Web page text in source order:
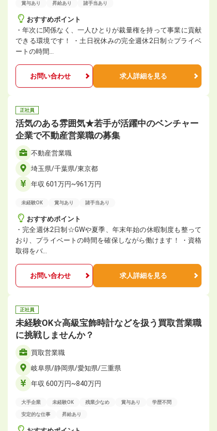
賞与あり 昇給あり 諸手当あり
おすすめポイント
・年次に関係なく、一人ひとりが裁量権を持って事業に貢献
できる環境です！ ・土日祝休みの完全週休2日制☆プライベ
ートの時間…
お問い合わせ 求人詳細を見る
正社員
活気のある雰囲気★若手が活躍中のベンチャー
企業で不動産営業職の募集
不動産営業職
埼玉県/千葉県/東京都
年収 601万円~961万円
未経験OK 賞与あり 諸手当あり
おすすめポイント
・完全週休2日制☆GWや夏季、年末年始の休暇制度も整って
おり、プライベートの時間を確保しながら働けます！ ・資格
取得をバ…
お問い合わせ 求人詳細を見る
正社員
未経験OK☆高級宝飾時計などを扱う買取営業職
に挑戦しませんか？
買取営業職
岐阜県/静岡県/愛知県/三重県
年収 600万円~840万円
大手企業 未経験OK 残業少なめ 賞与あり 学歴不問
安定的な仕事 昇給あり